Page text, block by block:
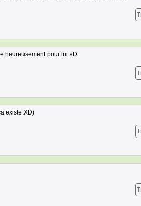
heureusement pour lui xD
existe XD)